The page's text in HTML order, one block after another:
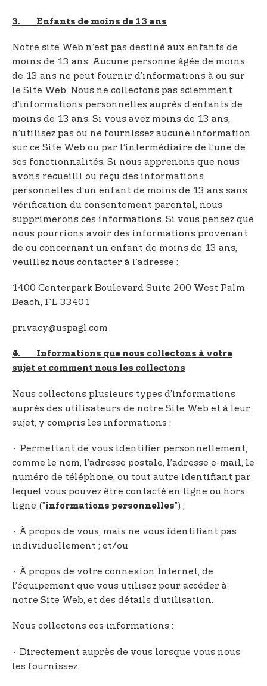
3. Enfants de moins de 13 ans
Notre site Web n’est pas destiné aux enfants de
moins de 13 ans. Aucune personne âgée de moins
de 13 ans ne peut fournir d’informations à ou sur
le Site Web. Nous ne collectons pas sciemment
d’informations personnelles auprès d’enfants de
moins de 13 ans. Si vous avez moins de 13 ans,
n’utilisez pas ou ne fournissez aucune information
sur ce Site Web ou par l’intermédiaire de l’une de
ses fonctionnalités. Si nous apprenons que nous
avons recueilli ou reçu des informations
personnelles d’un enfant de moins de 13 ans sans
vérification du consentement parental, nous
supprimerons ces informations. Si vous pensez que
nous pourrions avoir des informations provenant
de ou concernant un enfant de moins de 13 ans,
veuillez nous contacter à l’adresse :
1400 Centerpark Boulevard Suite 200 West Palm
Beach, FL 33401
privacy@uspagl.com
4. Informations que nous collectons à votre
sujet et comment nous les collectons
Nous collectons plusieurs types d’informations
auprès des utilisateurs de notre Site Web et à leur
sujet, y compris les informations :
· Permettant de vous identifier personnellement,
comme le nom, l’adresse postale, l’adresse e-mail, le
numéro de téléphone, ou tout autre identifiant par
lequel vous pouvez être contacté en ligne ou hors
ligne (”informations personnelles”) ;
· À propos de vous, mais ne vous identifiant pas
individuellement ; et/ou
· À propos de votre connexion Internet, de
l’équipement que vous utilisez pour accéder à
notre Site Web, et des détails d’utilisation.
Nous collectons ces informations :
· Directement auprès de vous lorsque vous nous
les fournissez.